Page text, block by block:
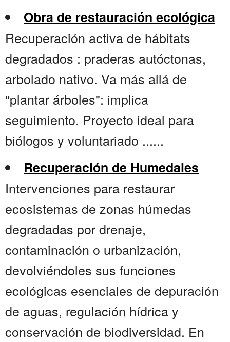
Obra de restauración ecológica
Recuperación activa de hábitats
degradados : praderas autóctonas,
arbolado nativo. Va más allá de
"plantar árboles": implica
seguimiento. Proyecto ideal para
biólogos y voluntariado ......
Recuperación de Humedales
Intervenciones para restaurar
ecosistemas de zonas húmedas
degradadas por drenaje,
contaminación o urbanización,
devolviéndoles sus funciones
ecológicas esenciales de depuración
de aguas, regulación hídrica y
conservación de biodiversidad. En